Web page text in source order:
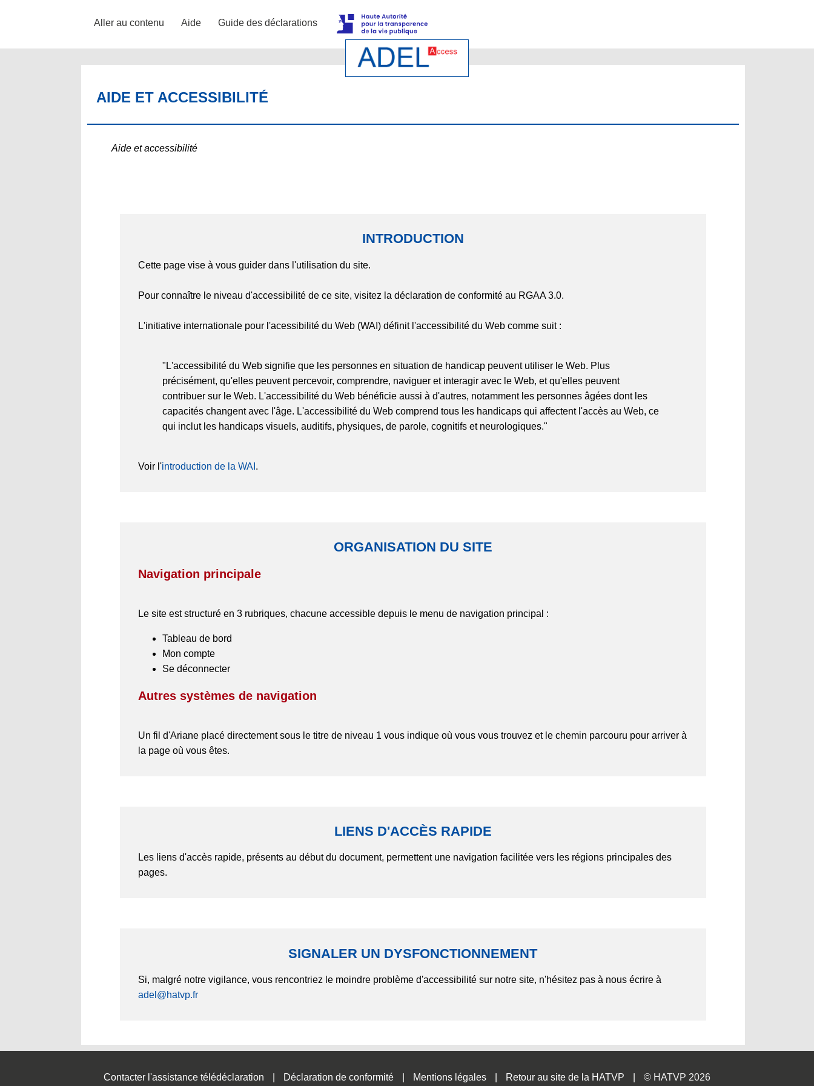
Aller au contenu Aide Guide des déclarations
AIDE ET ACCESSIBILITÉ
Aide et accessibilité
INTRODUCTION
Cette page vise à vous guider dans l'utilisation du site.
Pour connaître le niveau d'accessibilité de ce site, visitez la déclaration de conformité au RGAA 3.0.
L'initiative internationale pour l'acessibilité du Web (WAI) définit l'accessibilité du Web comme suit :
"L'accessibilité du Web signifie que les personnes en situation de handicap peuvent utiliser le Web. Plus
précisément, qu'elles peuvent percevoir, comprendre, naviguer et interagir avec le Web, et qu'elles peuvent
contribuer sur le Web. L'accessibilité du Web bénéficie aussi à d'autres, notamment les personnes âgées dont les
capacités changent avec l'âge. L'accessibilité du Web comprend tous les handicaps qui affectent l'accès au Web, ce
qui inclut les handicaps visuels, auditifs, physiques, de parole, cognitifs et neurologiques."
Voir l'introduction de la WAI .
ORGANISATION DU SITE
Navigation principale
Le site est structuré en 3 rubriques, chacune accessible depuis le menu de navigation principal :
Tableau de bord
Mon compte
Se déconnecter
Autres systèmes de navigation
Un fil d'Ariane placé directement sous le titre de niveau 1 vous indique où vous vous trouvez et le chemin parcouru pour arriver à
la page où vous êtes.
LIENS D'ACCÈS RAPIDE
Les liens d'accès rapide, présents au début du document, permettent une navigation facilitée vers les régions principales des
pages.
SIGNALER UN DYSFONCTIONNEMENT
Si, malgré notre vigilance, vous rencontriez le moindre problème d'accessibilité sur notre site, n'hésitez pas à nous écrire à
adel@hatvp.fr
Contacter l'assistance télédéclaration Déclaration de conformité Mentions légales Retour au site de la HATVP © HATVP 2026